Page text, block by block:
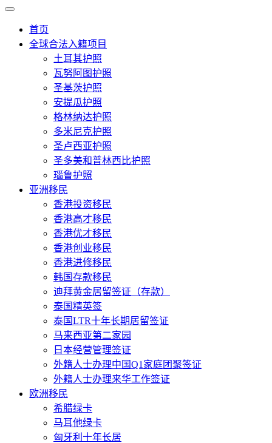
首页
全球合法入籍项目
土耳其护照
瓦努阿图护照
圣基茨护照
安提瓜护照
格林纳达护照
多米尼克护照
圣卢西亚护照
圣多美和普林西比护照
瑙鲁护照
亚洲移民
香港投资移民
香港高才移民
香港优才移民
香港创业移民
香港进修移民
韩国存款移民
迪拜黄金居留签证（存款）
泰国精英签
泰国LTR十年长期居留签证
马来西亚第二家园
日本经营管理签证
外籍人士办理中国Q1家庭团聚签证
外籍人士办理来华工作签证
欧洲移民
希腊绿卡
马耳他绿卡
匈牙利十年长居